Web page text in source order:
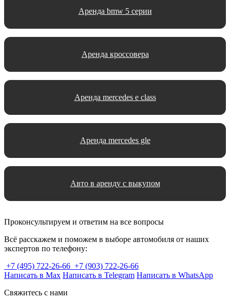
Аренда bmw 5 серии
Аренда кроссовера
Аренда mercedes e class
Аренда mercedes gle
Авто в аренду с выкупом
Проконсультируем и ответим на все вопросы
Всё расскажем и поможем в выборе автомобиля от наших
экспертов по телефону:
+7 (495) 722-26-66 +7 (903) 722-26-66
Написать в Max Написать в Telegram Написать в WhatsApp
Свяжитесь с нами